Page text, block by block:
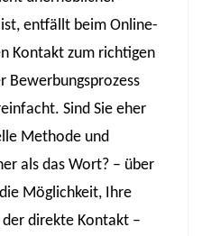
entfällt beim Online-
Kontakt zum richtigen
Bewerbungsprozess
Sind Sie eher
Methode und
als das Wort? – über
Möglichkeit, Ihre
direkte Kontakt –